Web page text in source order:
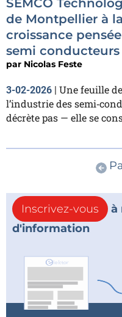
SEMCO
de Montpellier à
croissance
semi conducteurs
par Nicolas Feste
3-02-2026 | Une feuille
l’industrie des
décrète pas — elle se
Inscrivez-vous
à
d'information